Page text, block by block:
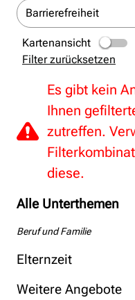
Alle Unterthemen
Beruf und Familie
Elternzeit
Weitere Angebote
Barrierefreiheit
Kartenansicht
Filter zurücksetzen
Es gibt kein
Ihnen
zutreffen.
diese.